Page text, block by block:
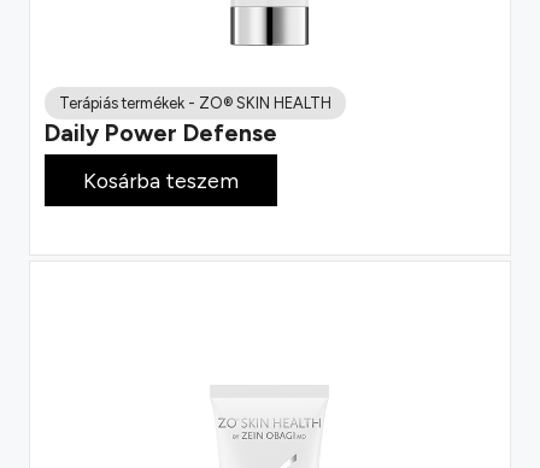
Terápiás termékek - ZO® SKIN HEALTH
Daily Power Defense
Kosárba teszem